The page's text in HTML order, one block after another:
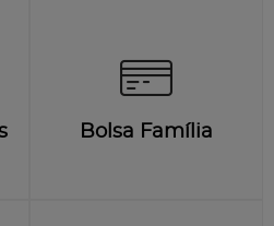
Bolsa Família